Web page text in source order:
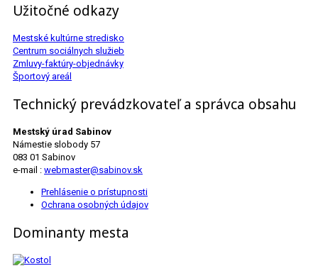
Užitočné odkazy
Mestské kultúrne stredisko
Centrum sociálnych služieb
Zmluvy-faktúry-objednávky
Športový areál
Technický prevádzkovateľ a správca obsahu
Mestský úrad Sabinov
Námestie slobody 57
083 01 Sabinov
e-mail : webmaster@sabinov.sk
Prehlásenie o prístupnosti
Ochrana osobných údajov
Dominanty mesta